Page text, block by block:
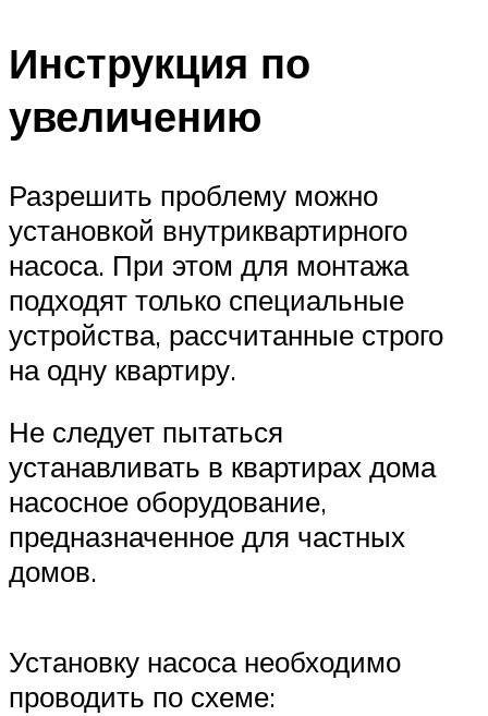
Инструкция по
увеличению
Разрешить проблему можно
установкой внутриквартирного
насоса. При этом для монтажа
подходят только специальные
устройства, рассчитанные строго
на одну квартиру.
Не следует пытаться
устанавливать в квартирах дома
насосное оборудование,
предназначенное для частных
домов.
Установку насоса необходимо
проводить по схеме: